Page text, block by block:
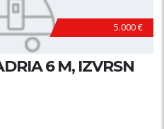
5.000 €
6 M, IZVRSN